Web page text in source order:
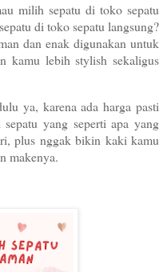
milih sepatu di toko sepatu
di toko sepatu langsung?
dan enak digunakan untuk
kamu lebih stylish sekaligus
ya, karena ada harga pasti
yang seperti apa yang
plus nggak bikin kaki kamu
makenya.